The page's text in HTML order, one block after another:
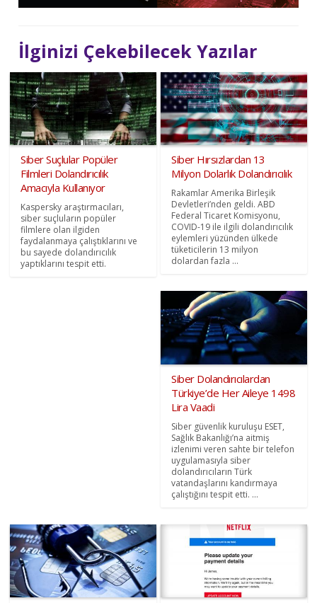
İlginizi Çekebilecek Yazılar
Siber Suçlular Popüler
Filmleri Dolandırıcılık
Amacıyla Kullanıyor
Kaspersky araştırmacıları,
siber suçluların popüler
filmlere olan ilgiden
faydalanmaya çalıştıklarını ve
bu sayede dolandırıcılık
yaptıklarını tespit etti.
Siber Hırsızlardan 13
Milyon Dolarlık Dolandırıcılık
Rakamlar Amerika Birleşik
Devletleri’nden geldi. ABD
Federal Ticaret Komisyonu,
COVID-19 ile ilgili dolandırıcılık
eylemleri yüzünden ülkede
tüketicilerin 13 milyon
dolardan fazla ...
Siber Dolandırıcılardan
Türkiye’de Her Aileye 1498
Lira Vaadi
Siber güvenlik kuruluşu ESET,
Sağlık Bakanlığı’na aitmiş
izlenimi veren sahte bir telefon
uygulamasıyla siber
dolandırıcıların Türk
vatandaşlarını kandırmaya
çalıştığını tespit etti. ...